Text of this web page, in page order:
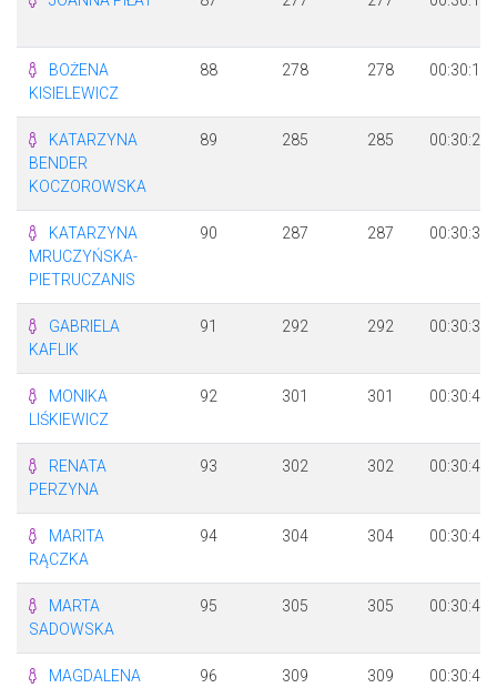
BOŻENA
KISIELEWICZ
88 278 278 00:30:11
KATARZYNA
BENDER
KOCZOROWSKA
89 285 285 00:30:25
KATARZYNA
MRUCZYŃSKA-
PIETRUCZANIS
90 287 287 00:30:30
GABRIELA
KAFLIK
91 292 292 00:30:33
MONIKA
LIŚKIEWICZ
92 301 301 00:30:44
RENATA
PERZYNA
93 302 302 00:30:45
MARITA
RĄCZKA
94 304 304 00:30:45
MARTA
SADOWSKA
95 305 305 00:30:46
MAGDALENA
96 309 309 00:30:48